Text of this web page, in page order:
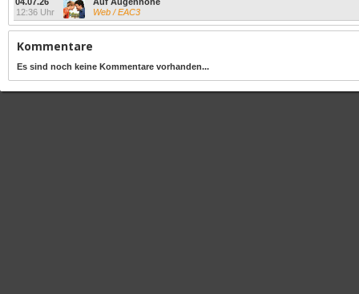
12:36 Uhr
Web / EAC3
Kommentare
Es sind noch keine Kommentare vorhanden...